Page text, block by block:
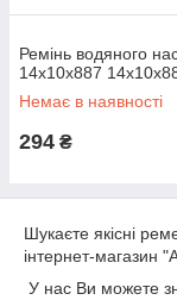
Ремінь водяного
14х10х887
Немає в наявності
294 ₴
Шукаєте якісні
інтернет-магазин
У нас Ви можете